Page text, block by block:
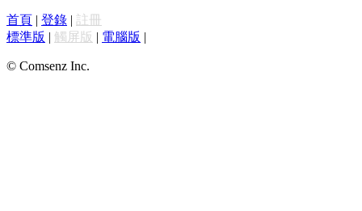
首頁 | 登錄 | 註冊
標準版 | 觸屏版 | 電腦版 |
© Comsenz Inc.